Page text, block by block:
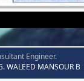
Engineer.
WALEED MANSOUR B